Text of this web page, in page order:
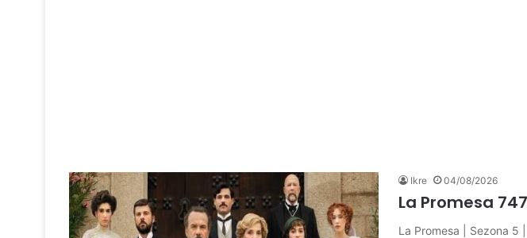
Ikre 04/08/2026
La Promesa
La Promesa | Sezona 5